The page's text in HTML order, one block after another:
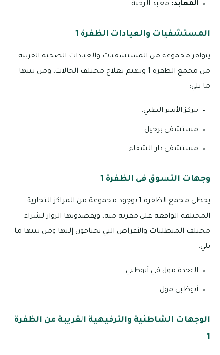
المعابد: معبد الرحبة.
المستشفيات والعيادات الظفرة 1
يتوافر مجموعة من المستشفيات والعيادات الصحية القريبة
من مجمع الظفرة 1 وتهتم بعلاج مختلف الحالات، ومن بينها
ما يلي:
مركز الأمير الطبي.
مستشفى برجيل.
مستشفى دار الشفاء.
وجهات التسوق فى الظفرة 1
يحظى مجمع الظفرة 1 بوجود مجموعة من المراكز التجارية
المختلفة الواقعة على مقربة منه، ويقصدونها الزوار لشراء
مختلف المتطلبات والأغراض التي يحتاجون إليها ومن بينها ما
يلي:
الوحدة مول في أبوظبي.
أبوظبي مول.
الوجهات الشاطئية والترفيهية القريبة من الظفرة
1